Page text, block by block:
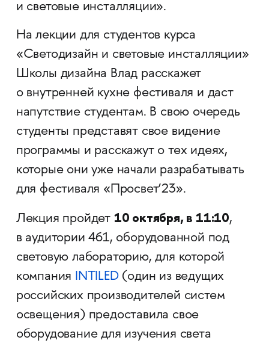
и световые инсталляции».
На лекции для студентов курса
«Светодизайн и световые инсталляции»
Школы дизайна Влад расскажет
о внутренней кухне фестиваля и даст
напутствие студентам. В свою очередь
студенты представят свое видение
программы и расскажут о тех идеях,
которые они уже начали разрабатывать
для фестиваля «Просвет’23».
Лекция пройдет 10 октября, в 11:10,
в аудитории 461, оборудованной под
световую лабораторию, для которой
компания INTILED(один из ведущих
российских производителей систем
освещения) предоставила свое
оборудование для изучения света